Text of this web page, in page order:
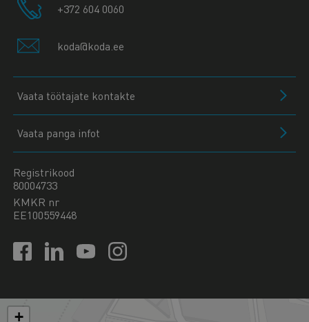
+372 604 0060
koda@koda.ee
Vaata töötajate kontakte
Vaata panga infot
Registrikood
80004733
KMKR nr
EE100559448
+